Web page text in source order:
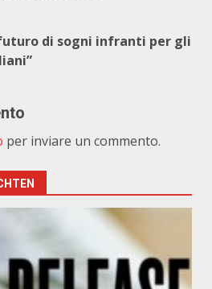
di sogni infranti per gli
per inviare un commento.